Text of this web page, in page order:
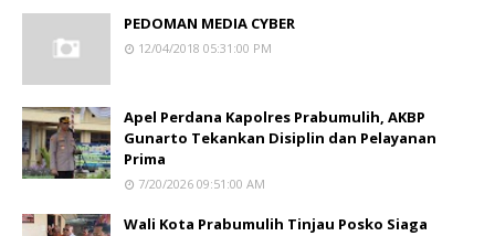
PEDOMAN MEDIA CYBER
12/04/2018 05:31:00 PM
Apel Perdana Kapolres Prabumulih, AKBP
Gunarto Tekankan Disiplin dan Pelayanan
Prima
7/20/2026 09:51:00 AM
Wali Kota Prabumulih Tinjau Posko Siaga